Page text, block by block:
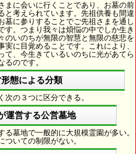
まに会いに行くことであり、お墓の前
と考えられています。先祖供養も間違
墓に参りすることでご先祖さまを通し
す。つまり我々は煩悩の中でしか生き
のいのちが無限の智慧と無限の慈悲を
に目覚めることです。これにより、
て、今生きているいのちに光があてら
のです。
態による分類
の３つに区分できる。
運営する公営墓地
墓地で一般的に大規模霊園が多い。
いての制限がない。